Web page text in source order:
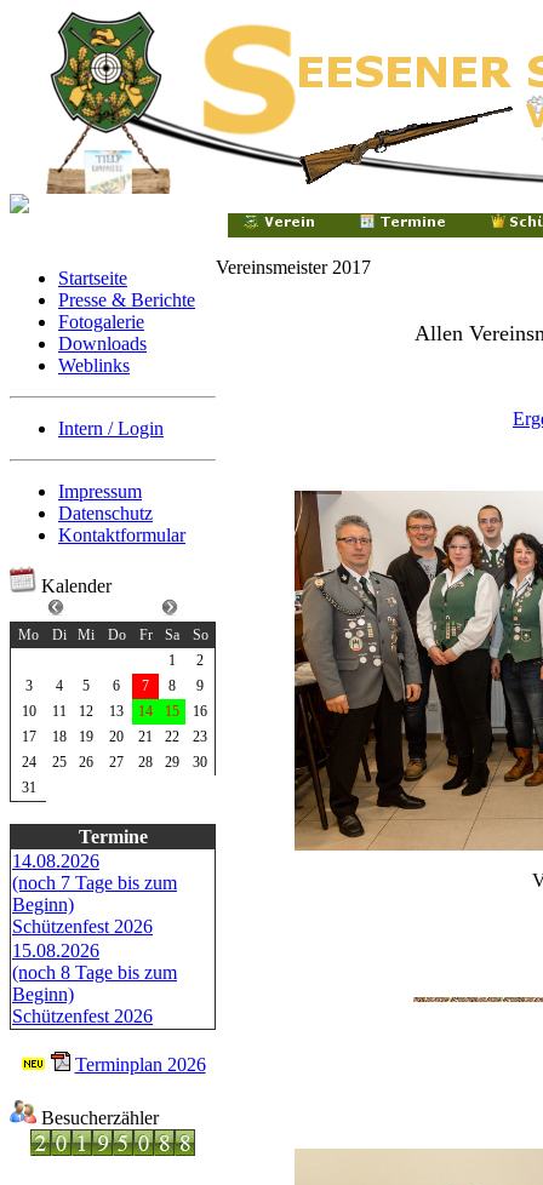
Startseite
Presse & Berichte
Fotogalerie
Downloads
Weblinks
Intern / Login
Impressum
Datenschutz
Kontaktformular
Kalender
Mo
Di Mi Do Fr Sa
So
1
2
3
4 5 6 7 8
9
10
11 12 13 14 15
16
17
18 19 20 21 22
23
24
25 26 27 28 29
30
31
Termine
14.08.2026
(noch 7 Tage bis zum
Beginn)
Schützenfest 2026
15.08.2026
(noch 8 Tage bis zum
Beginn)
Schützenfest 2026
Terminplan 2026
Besucherzähler
Vereinsmeister 2017
Allen